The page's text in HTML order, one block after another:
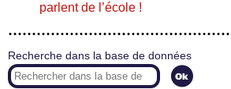
parlent de l’école !
Recherche dans la base de données